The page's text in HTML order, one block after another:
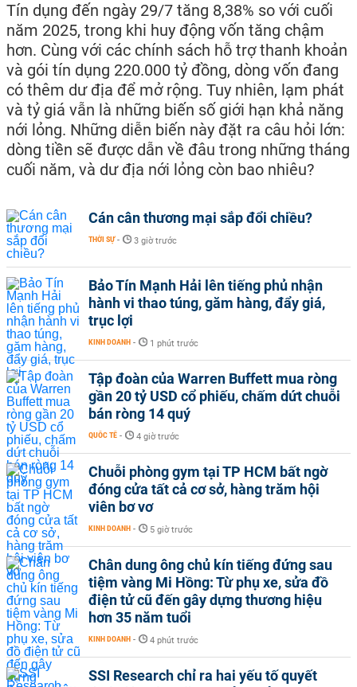
Tín dụng đến ngày 29/7 tăng 8,38% so với cuối
năm 2025, trong khi huy động vốn tăng chậm
hơn. Cùng với các chính sách hỗ trợ thanh khoản
và gói tín dụng 220.000 tỷ đồng, dòng vốn đang
có thêm dư địa để mở rộng. Tuy nhiên, lạm phát
và tỷ giá vẫn là những biến số giới hạn khả năng
nới lỏng. Những diễn biến này đặt ra câu hỏi lớn:
dòng tiền sẽ được dẫn về đâu trong những tháng
cuối năm, và dư địa nới lỏng còn bao nhiêu?
Cán cân thương mại sắp đổi chiều?
THỜI SỰ - 3 giờ trước
Bảo Tín Mạnh Hải lên tiếng phủ nhận
hành vi thao túng, găm hàng, đẩy giá,
trục lợi
KINH DOANH - 1 phút trước
Tập đoàn của Warren Buffett mua ròng
gần 20 tỷ USD cổ phiếu, chấm dứt chuỗi
bán ròng 14 quý
QUỐC TẾ - 4 giờ trước
Chuỗi phòng gym tại TP HCM bất ngờ
đóng cửa tất cả cơ sở, hàng trăm hội
viên bơ vơ
KINH DOANH - 5 giờ trước
Chân dung ông chủ kín tiếng đứng sau
tiệm vàng Mi Hồng: Từ phụ xe, sửa đồ
điện tử cũ đến gây dựng thương hiệu
hơn 35 năm tuổi
KINH DOANH - 4 phút trước
SSI Research chỉ ra hai yếu tố quyết